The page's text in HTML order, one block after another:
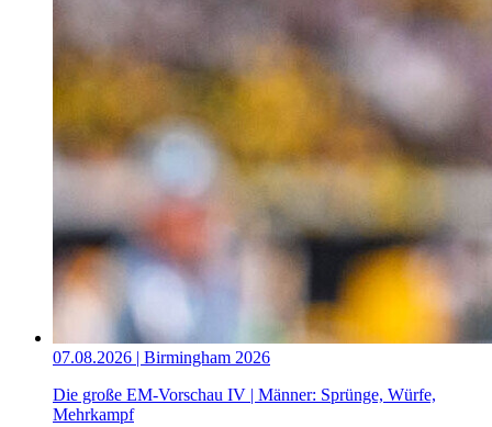
07.08.2026 | Birmingham 2026
Die große EM-Vorschau IV | Männer: Sprünge, Würfe,
Mehrkampf